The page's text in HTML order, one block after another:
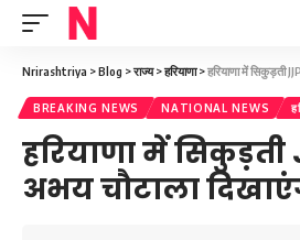
Nrirashtriya >Blog >राज्य>हरियाणा>हरियाणा में सिकुड़ती
BREAKING NEWS NATIONAL NEWS
हरियाणा में
अभय चौटाला